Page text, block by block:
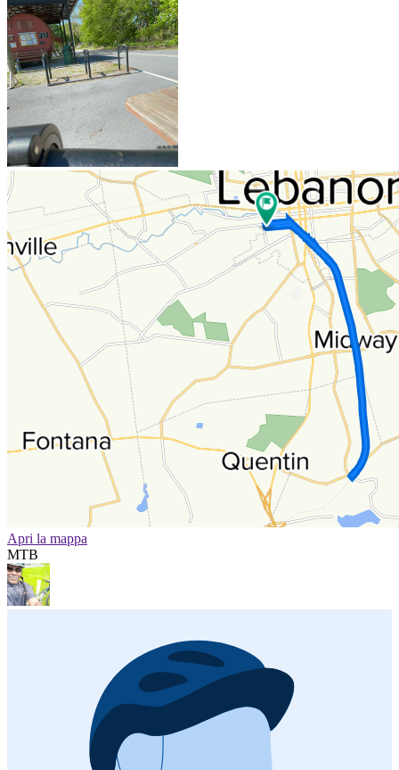
Apri la mappa
MTB